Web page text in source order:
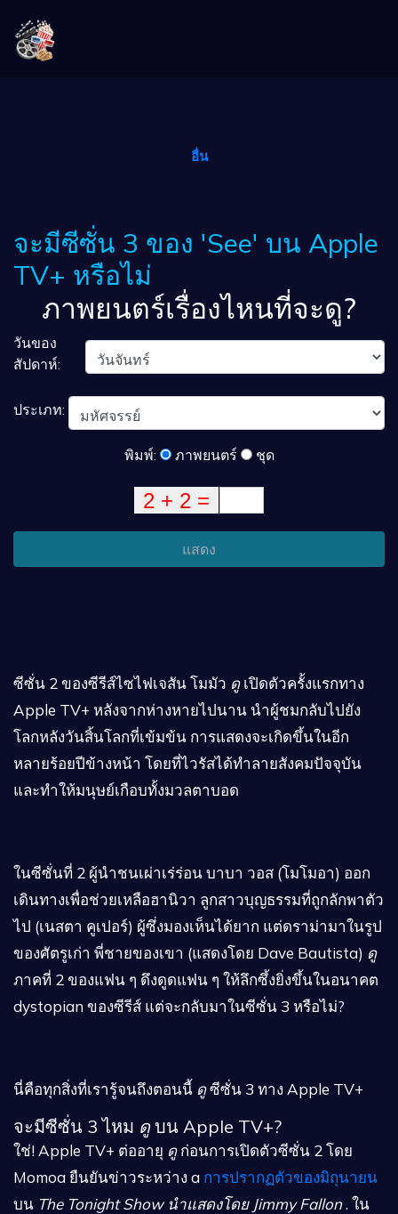
อื่น
จะมีซีซั่น 3 ของ 'See' บน Apple
TV+ หรือไม่
ภาพยนตร์เรื่องไหนที่จะดู?
วันของ
สัปดาห์:
ประเภท:
พิมพ์: ภาพยนตร์ ชุด
แสดง
ซีซั่น 2 ของซีรีส์ไซไฟเจสัน โมมัว ดูเปิดตัวครั้งแรกทาง
Apple TV+ หลังจากห่างหายไปนาน นำผู้ชมกลับไปยัง
โลกหลังวันสิ้นโลกที่เข้มข้น การแสดงจะเกิดขึ้นในอีก
หลายร้อยปีข้างหน้า โดยที่ไวรัสได้ทำลายสังคมปัจจุบัน
และทำให้มนุษย์เกือบทั้งมวลตาบอด
ในซีซั่นที่ 2 ผู้นำชนเผ่าเร่ร่อน บาบา วอส (โมโมอา) ออก
เดินทางเพื่อช่วยเหลือฮานิวา ลูกสาวบุญธรรมที่ถูกลักพาตัว
ไป (เนสตา คูเปอร์) ผู้ซึ่งมองเห็นได้ยาก แต่ดราม่ามาในรูป
ของศัตรูเก่า พี่ชายของเขา (แสดงโดย Dave Bautista) ดู
ภาคที่ 2 ของแฟน ๆ ดึงดูดแฟน ๆ ให้ลึกซึ้งยิ่งขึ้นในอนาคต
dystopian ของซีรีส์ แต่จะกลับมาในซีซั่น 3 หรือไม่?
นี่คือทุกสิ่งที่เรารู้จนถึงตอนนี้ ดูซีซั่น 3 ทาง Apple TV+
จะมีซีซั่น 3 ไหม ดูบน Apple TV+?
ใช่! Apple TV+ ต่ออายุ ดูก่อนการเปิดตัวซีซั่น 2 โดย
Momoa ยืนยันข่าวระหว่าง a การปรากฏตัวของมิถุนายน
บน The Tonight Show นำแสดงโดย Jimmy Fallon. ใน